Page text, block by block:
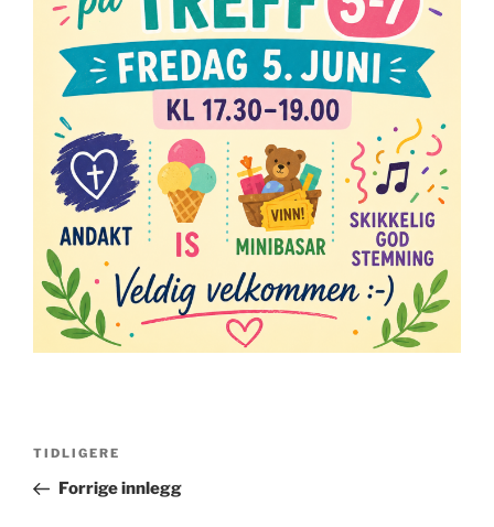
Innleggsnavigasjon
Forrige
innlegg
TIDLIGERE
Forrige innlegg